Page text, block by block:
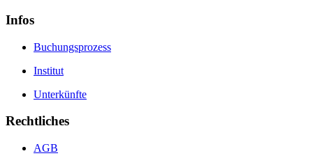
Infos
Buchungsprozess
Institut
Unterkünfte
Rechtliches
AGB